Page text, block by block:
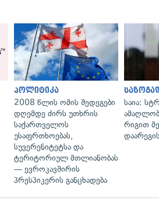
პოლიტიკა
2008 წლის ომის შედეგები
დღემდე ძირს უთხრის
საქართველოს
უსაფრთხოებას,
სუვერენიტეტსა და
ტერიტორიულ მთლიანობას
— ევროკავშირის
პრესპიკერის განცხადება
საია:
რიგით